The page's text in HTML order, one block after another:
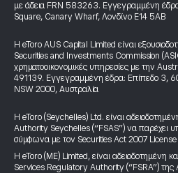
με άδεια FRN 583263. Εγγεγραμμένη
Square, Canary Wharf, Λονδίνο E14 5AB
Η eToro AUS Capital Limited είναι
Securities and Investments Commission
χρηματοοικονομικές υπηρεσίες με την
491139. Εγγεγραμμένη έδρα: Επίπεδο 3,
NSW 2000, Αυστραλία
Η eToro (Seychelles) Ltd. είναι
Authority Seychelles (“FSAS”) να παρέχει
σύμφωνα με τον Securities Act 2007
Η eToro (ME) Limited, είναι αδειοδοτημένη
Services Regulatory Authority (“FSRA”)